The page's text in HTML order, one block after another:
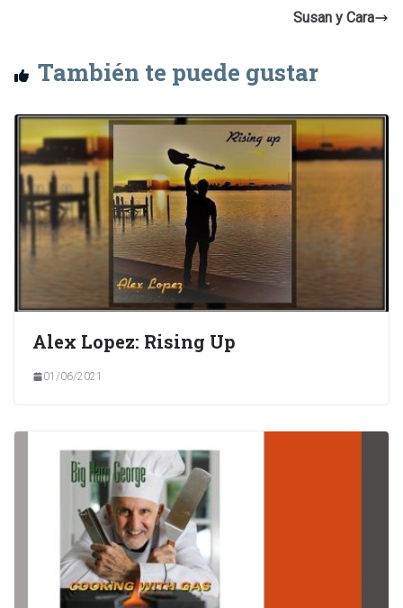
Susan y Cara
También te puede gustar
Alex Lopez: Rising Up
01/06/2021